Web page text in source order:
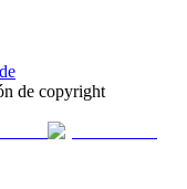
de copyright